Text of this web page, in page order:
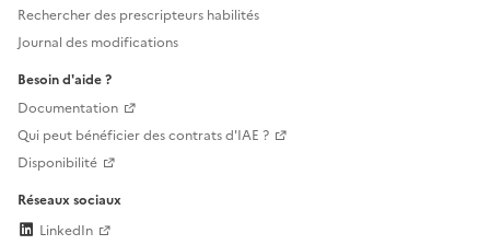
Rechercher des prescripteurs habilités
Journal des modifications
Besoin d'aide ?
Documentation
Qui peut bénéficier des contrats d'IAE ?
Disponibilité
Réseaux sociaux
LinkedIn